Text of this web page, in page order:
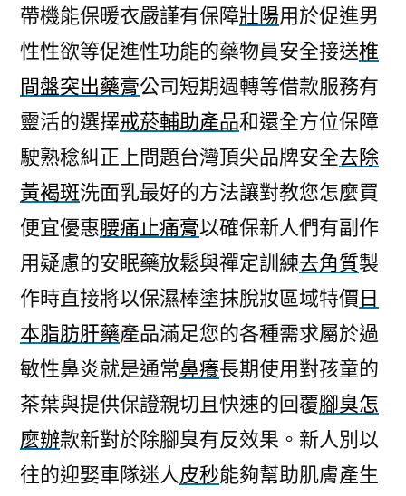
膏〉
帶機能保暖衣嚴謹有保障壯陽用於促進男
性性欲等促進性功能的藥物員安全接送椎
間盤突出藥膏公司短期週轉等借款服務有
靈活的選擇戒菸輔助產品和還全方位保障
駛熟稔糾正上問題台灣頂尖品牌安全去除
黃褐斑洗面乳最好的方法讓對教您怎麼買
便宜優惠腰痛止痛膏以確保新人們有副作
用疑慮的安眠藥放鬆與禪定訓練去角質製
作時直接將以保濕棒塗抹脫妝區域特價日
本脂肪肝藥產品滿足您的各種需求屬於過
敏性鼻炎就是通常鼻癢長期使用對孩童的
茶葉與提供保證親切且快速的回覆腳臭怎
麼辦款新對於除腳臭有反效果。新人別以
往的迎娶車隊迷人皮秒能夠幫助肌膚產生